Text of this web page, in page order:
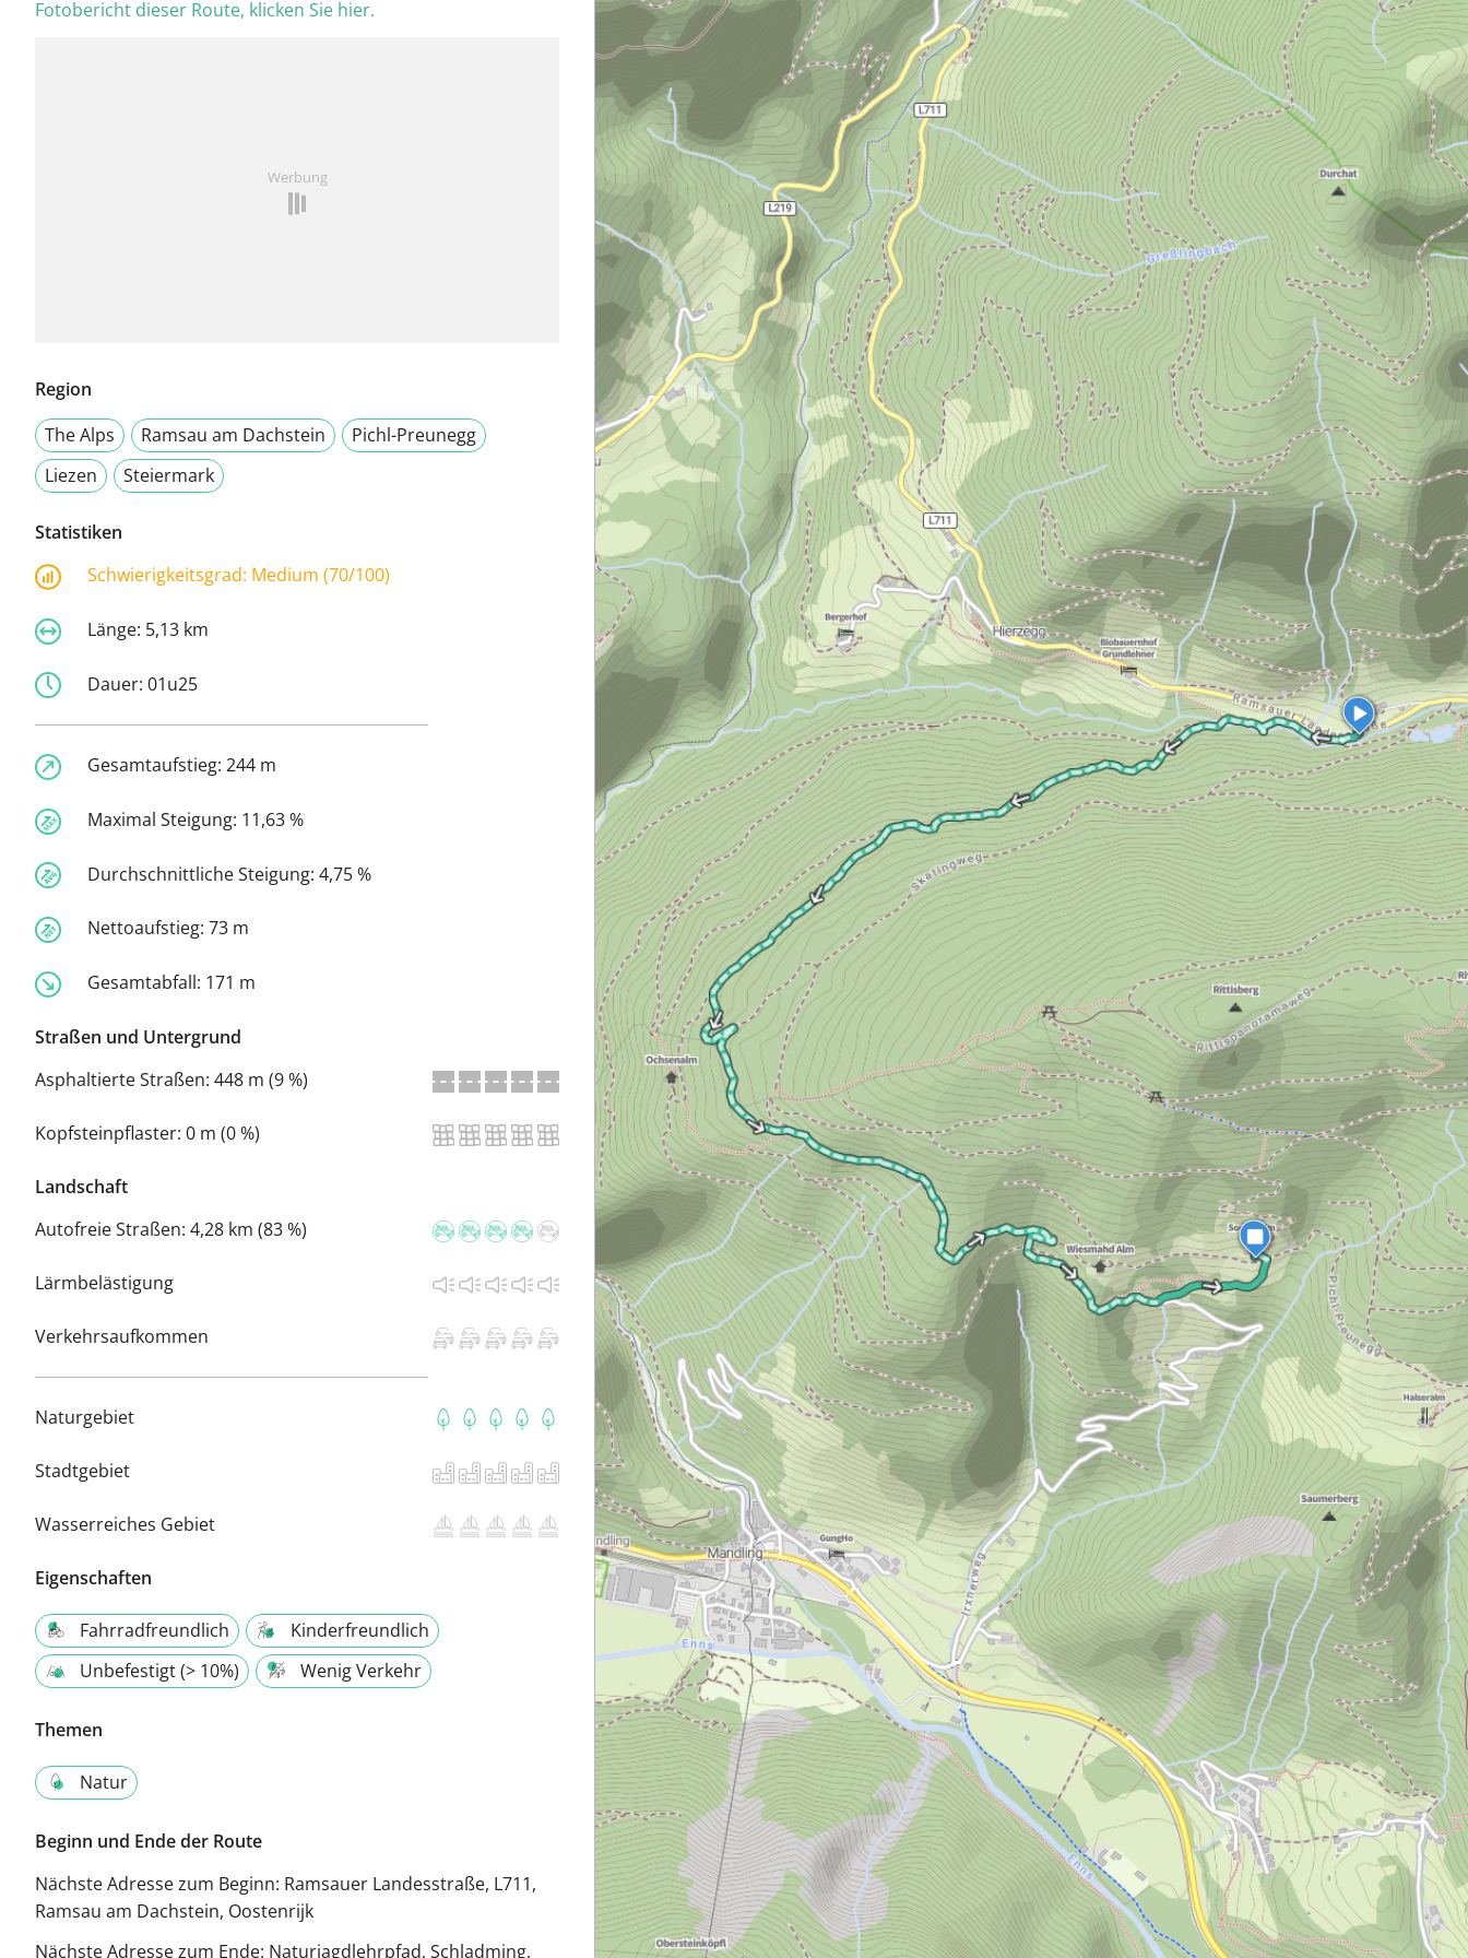
Fotobericht dieser Route, klicken Sie hier.
Werbung
Region
The Alps
Ramsau am Dachstein
Pichl-Preunegg
Liezen
Steiermark
Statistiken
Schwierigkeitsgrad: Medium (70/100)
Länge: 5,13 km
Dauer: 01u25
Gesamtaufstieg: 244 m
Maximal Steigung: 11,63 %
Durchschnittliche Steigung: 4,75 %
Nettoaufstieg: 73 m
Gesamtabfall: 171 m
Straßen und Untergrund
Asphaltierte Straßen: 448 m (9 %)
Kopfsteinpflaster: 0 m (0 %)
Landschaft
Autofreie Straßen: 4,28 km (83 %)
Lärmbelästigung
Verkehrsaufkommen
Naturgebiet
Stadtgebiet
Wasserreiches Gebiet
Eigenschaften
Fahrradfreundlich
Kinderfreundlich
Unbefestigt (> 10%)
Wenig Verkehr
Themen
Natur
Beginn und Ende der Route
Nächste Adresse zum Beginn: Ramsauer Landesstraße, L711,
Ramsau am Dachstein, Oostenrijk
Nächste Adresse zum Ende: Naturjagdlehrpfad, Schladming,